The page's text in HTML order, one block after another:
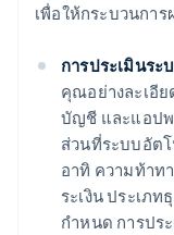
เพื่อให้กระบวนกา
การประเมินระ
คุณอย่างละเอีย
บัญชี และแอปพ
ส่วนที่ระบบอัต
อาทิ ความท้าท
ระเงิน ประเภ
กําหนด การปร